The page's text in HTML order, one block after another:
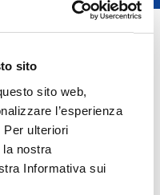
sito
sito web,
l’esperienza
Per ulteriori
la nostra
Informativa sui
la produttività e riduce i